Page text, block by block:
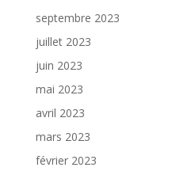
septembre 2023
juillet 2023
juin 2023
mai 2023
avril 2023
mars 2023
février 2023